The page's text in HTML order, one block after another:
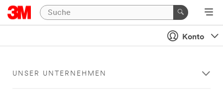
Konto
UNSER UNTERNEHMEN